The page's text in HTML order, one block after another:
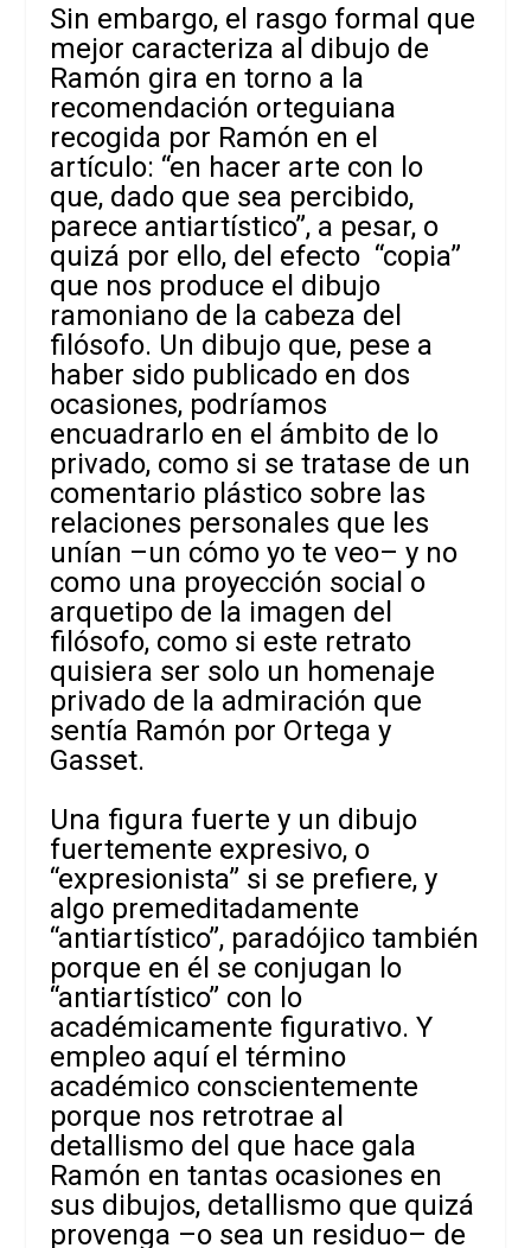
Sin embargo, el rasgo formal que
mejor caracteriza al dibujo de
Ramón gira en torno a la
recomendación orteguiana
recogida por Ramón en el
artículo: “en hacer arte con lo
que, dado que sea percibido,
parece antiartístico”, a pesar, o
quizá por ello, del efecto “copia”
que nos produce el dibujo
ramoniano de la cabeza del
filósofo. Un dibujo que, pese a
haber sido publicado en dos
ocasiones, podríamos
encuadrarlo en el ámbito de lo
privado, como si se tratase de un
comentario plástico sobre las
relaciones personales que les
unían –un cómo yo te veo– y no
como una proyección social o
arquetipo de la imagen del
filósofo, como si este retrato
quisiera ser solo un homenaje
privado de la admiración que
sentía Ramón por Ortega y
Gasset.
Una figura fuerte y un dibujo
fuertemente expresivo, o
“expresionista” si se prefiere, y
algo premeditadamente
“antiartístico”, paradójico también
porque en él se conjugan lo
“antiartístico” con lo
académicamente figurativo. Y
empleo aquí el término
académico conscientemente
porque nos retrotrae al
detallismo del que hace gala
Ramón en tantas ocasiones en
sus dibujos, detallismo que quizá
provenga –o sea un residuo– de